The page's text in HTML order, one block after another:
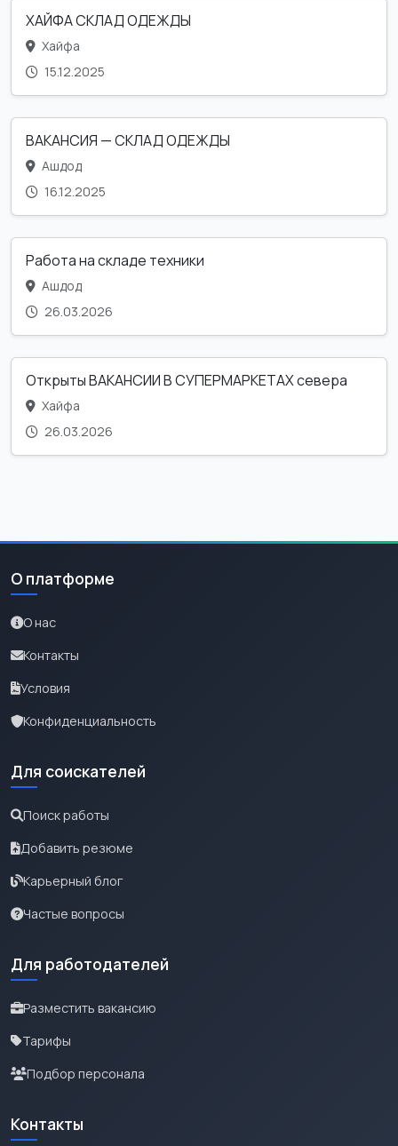
ХАЙФА СКЛАД ОДЕЖДЫ
Хайфа
15.12.2025
ВАКАНСИЯ — СКЛАД ОДЕЖДЫ
Ашдод
16.12.2025
Работа на складе техники
Ашдод
26.03.2026
Открыты ВАКАНСИИ В СУПЕРМАРКЕТАХ севера
Хайфа
26.03.2026
О платформе
О нас
Контакты
Условия
Конфиденциальность
Для соискателей
Поиск работы
Добавить резюме
Карьерный блог
Частые вопросы
Для работодателей
Разместить вакансию
Тарифы
Подбор персонала
Контакты